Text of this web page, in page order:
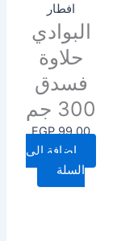
افطار
البوادي
حلاوة
فسدق
300 جم
EGP99.00
إضافة إلى
السلة